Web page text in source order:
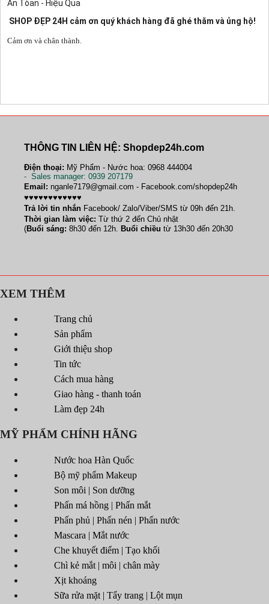
An Tòan - Hiệu Qủa
SHOP ĐẸP 24H cảm ơn quý khách hàng đã ghé thăm và ủng hộ!
Cảm ơn và chân thành.
THÔNG TIN LIÊN HỆ: Shopdep24h.com
Điện thoại: Mỹ Phẩm - Nước hoa: 0968 444004
- Sales manager: 0939 207179
Email: nganle7179@gmail.com - Facebook.com/shopdep24h
♥♥♥♥♥♥♥♥♥♥♥♥
Trả lời tin nhắn Facebook/ Zalo/Viber/SMS từ 09h đến 21h.
Thời gian làm việc: Từ thứ 2 đến Chủ nhật
(Buổi sáng: 8h30 đến 12h. Buổi chiều từ 13h30 đến 20h30
XEM THÊM
Trang chủ
Sản phẩm
Giới thiệu shop
Tin tức
Cách mua hàng
Giao hàng - thanh toán
Làm đẹp 24h
MỸ PHẨM CHÍNH HÃNG
Nước hoa Hàn Quốc
Bộ mỹ phẩm Makeup
Son môi | Son dưỡng
Phấn má hồng | Phấn mắt
Phấn phủ | Phấn nén | Phấn nước
Mascara | Mắt nước
Che khuyết điểm | Tạo khối
Chì kẻ mắt | môi | chân mày
Xịt khoáng
Sữa rửa mặt | Tẩy trang | Lột mụn